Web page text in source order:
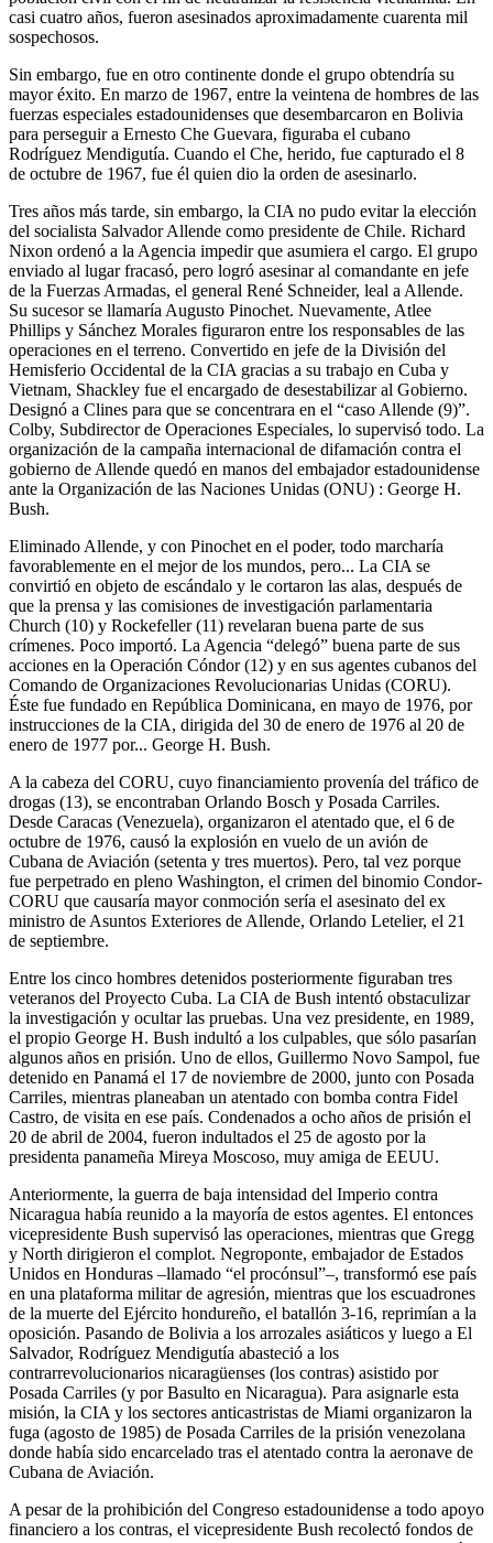
casi cuatro años, fueron asesinados aproximadamente cuarenta mil
sospechosos.
Sin embargo, fue en otro continente donde el grupo obtendría su
mayor éxito. En marzo de 1967, entre la veintena de hombres de las
fuerzas especiales estadounidenses que desembarcaron en Bolivia
para perseguir a Ernesto Che Guevara, figuraba el cubano
Rodríguez Mendigutía. Cuando el Che, herido, fue capturado el 8
de octubre de 1967, fue él quien dio la orden de asesinarlo.
Tres años más tarde, sin embargo, la CIA no pudo evitar la elección
del socialista Salvador Allende como presidente de Chile. Richard
Nixon ordenó a la Agencia impedir que asumiera el cargo. El grupo
enviado al lugar fracasó, pero logró asesinar al comandante en jefe
de la Fuerzas Armadas, el general René Schneider, leal a Allende.
Su sucesor se llamaría Augusto Pinochet. Nuevamente, Atlee
Phillips y Sánchez Morales figuraron entre los responsables de las
operaciones en el terreno. Convertido en jefe de la División del
Hemisferio Occidental de la CIA gracias a su trabajo en Cuba y
Vietnam, Shackley fue el encargado de desestabilizar al Gobierno.
Designó a Clines para que se concentrara en el “caso Allende (9)”.
Colby, Subdirector de Operaciones Especiales, lo supervisó todo. La
organización de la campaña internacional de difamación contra el
gobierno de Allende quedó en manos del embajador estadounidense
ante la Organización de las Naciones Unidas (ONU) : George H.
Bush.
Eliminado Allende, y con Pinochet en el poder, todo marcharía
favorablemente en el mejor de los mundos, pero... La CIA se
convirtió en objeto de escándalo y le cortaron las alas, después de
que la prensa y las comisiones de investigación parlamentaria
Church (10) y Rockefeller (11) revelaran buena parte de sus
crímenes. Poco importó. La Agencia “delegó” buena parte de sus
acciones en la Operación Cóndor (12) y en sus agentes cubanos del
Comando de Organizaciones Revolucionarias Unidas (CORU).
Éste fue fundado en República Dominicana, en mayo de 1976, por
instrucciones de la CIA, dirigida del 30 de enero de 1976 al 20 de
enero de 1977 por... George H. Bush.
A la cabeza del CORU, cuyo financiamiento provenía del tráfico de
drogas (13), se encontraban Orlando Bosch y Posada Carriles.
Desde Caracas (Venezuela), organizaron el atentado que, el 6 de
octubre de 1976, causó la explosión en vuelo de un avión de
Cubana de Aviación (setenta y tres muertos). Pero, tal vez porque
fue perpetrado en pleno Washington, el crimen del binomio Condor-
CORU que causaría mayor conmoción sería el asesinato del ex
ministro de Asuntos Exteriores de Allende, Orlando Letelier, el 21
de septiembre.
Entre los cinco hombres detenidos posteriormente figuraban tres
veteranos del Proyecto Cuba. La CIA de Bush intentó obstaculizar
la investigación y ocultar las pruebas. Una vez presidente, en 1989,
el propio George H. Bush indultó a los culpables, que sólo pasarían
algunos años en prisión. Uno de ellos, Guillermo Novo Sampol, fue
detenido en Panamá el 17 de noviembre de 2000, junto con Posada
Carriles, mientras planeaban un atentado con bomba contra Fidel
Castro, de visita en ese país. Condenados a ocho años de prisión el
20 de abril de 2004, fueron indultados el 25 de agosto por la
presidenta panameña Mireya Moscoso, muy amiga de EEUU.
Anteriormente, la guerra de baja intensidad del Imperio contra
Nicaragua había reunido a la mayoría de estos agentes. El entonces
vicepresidente Bush supervisó las operaciones, mientras que Gregg
y North dirigieron el complot. Negroponte, embajador de Estados
Unidos en Honduras –llamado “el procónsul”–, transformó ese país
en una plataforma militar de agresión, mientras que los escuadrones
de la muerte del Ejército hondureño, el batallón 3-16, reprimían a la
oposición. Pasando de Bolivia a los arrozales asiáticos y luego a El
Salvador, Rodríguez Mendigutía abasteció a los
contrarrevolucionarios nicaragüenses (los contras) asistido por
Posada Carriles (y por Basulto en Nicaragua). Para asignarle esta
misión, la CIA y los sectores anticastristas de Miami organizaron la
fuga (agosto de 1985) de Posada Carriles de la prisión venezolana
donde había sido encarcelado tras el atentado contra la aeronave de
Cubana de Aviación.
A pesar de la prohibición del Congreso estadounidense a todo apoyo
financiero a los contras, el vicepresidente Bush recolectó fondos de